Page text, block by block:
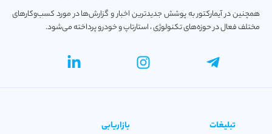
همچنین در آیمارکتور به پوشش جدیدترین اخبار و گزارش‌ها در مورد کسب‌و‎کارهای
مختلف فعال در حوزه‌های تکنولوژی ، استارتاپ و خودرو پرداخته می‌شود.
تبلیغات بازاریابی